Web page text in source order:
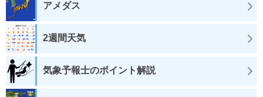
アメダス
2週間天気
気象予報士のポイント解説